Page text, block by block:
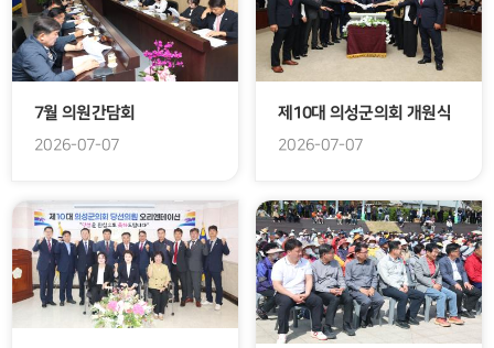
7월 의원간담회
2026-07-07
제10대 의성군의회 개원식
2026-07-07